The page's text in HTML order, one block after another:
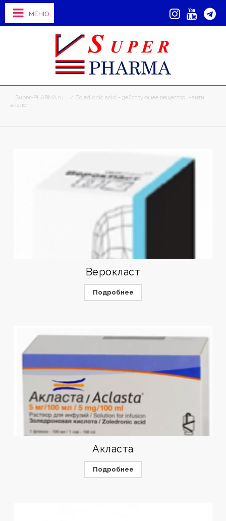
МЕНЮ
Super-PHARMA.ru
/ Zoledronic acid – действующее вещество, найти
аналог
Верокласт
Подробнее
Акласта
Подробнее